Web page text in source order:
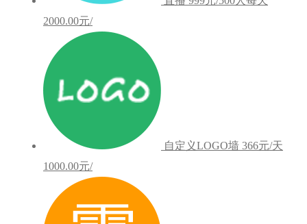
2000.00元/
自定义LOGO墙 366元/天
1000.00元/